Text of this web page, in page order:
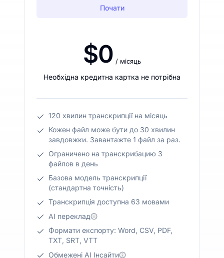
Почати
$0 / місяць
Необхідна кредитна картка не потрібна
120 хвилин транскрипції на місяць
Кожен файл може бути до 30 хвилин
завдовжки. Завантажте 1 файл за раз.
Ограничено на транскрибацию 3
файлов в день
Базова модель транскрипції
(стандартна точність)
Транскрипція доступна 63 мовами
AI переклад
Формати експорту: Word, CSV, PDF,
TXT, SRT, VTT
Обмежені AI Інсайти